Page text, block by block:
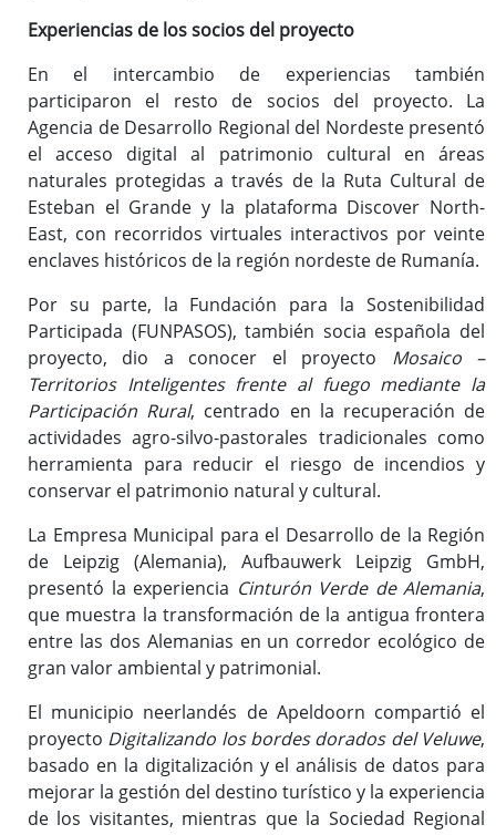
Experiencias de los socios del proyecto
En el intercambio de experiencias también
participaron el resto de socios del proyecto. La
Agencia de Desarrollo Regional del Nordeste presentó
el acceso digital al patrimonio cultural en áreas
naturales protegidas a través de la Ruta Cultural de
Esteban el Grande y la plataforma Discover North-
East, con recorridos virtuales interactivos por veinte
enclaves históricos de la región nordeste de Rumanía.
Por su parte, la Fundación para la Sostenibilidad
Participada (FUNPASOS), también socia española del
proyecto, dio a conocer el proyecto Mosaico –
Territorios Inteligentes frente al fuego mediante la
Participación Rural, centrado en la recuperación de
actividades agro-silvo-pastorales tradicionales como
herramienta para reducir el riesgo de incendios y
conservar el patrimonio natural y cultural.
La Empresa Municipal para el Desarrollo de la Región
de Leipzig (Alemania), Aufbauwerk Leipzig GmbH,
presentó la experiencia Cinturón Verde de Alemania,
que muestra la transformación de la antigua frontera
entre las dos Alemanias en un corredor ecológico de
gran valor ambiental y patrimonial.
El municipio neerlandés de Apeldoorn compartió el
proyecto Digitalizando los bordes dorados del Veluwe,
basado en la digitalización y el análisis de datos para
mejorar la gestión del destino turístico y la experiencia
de los visitantes, mientras que la Sociedad Regional